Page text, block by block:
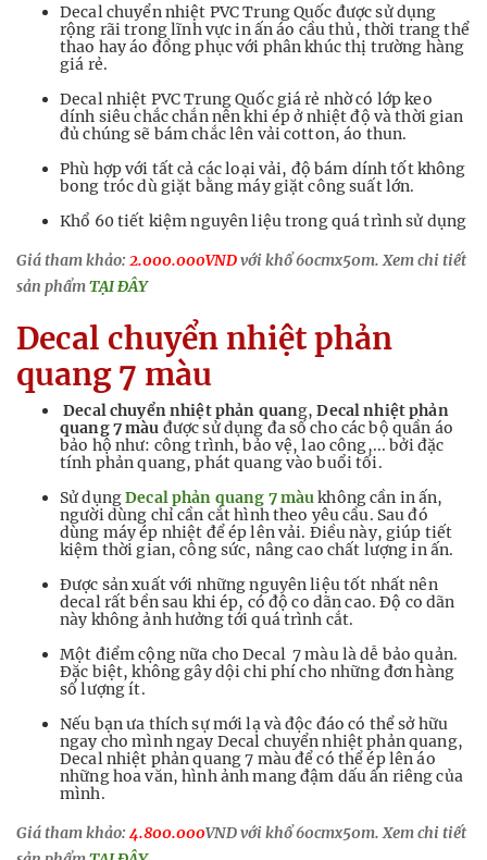
Decal chuyển nhiệt PVC Trung Quốc được sử dụng
rộng rãi trong lĩnh vực in ấn áo cầu thủ, thời trang thể
thao hay áo đồng phục với phân khúc thị trường hàng
giá rẻ.
Decal nhiệt PVC Trung Quốc giá rẻ nhờ có lớp keo
dính siêu chắc chắn nên khi ép ở nhiệt độ và thời gian
đủ chúng sẽ bám chắc lên vải cotton, áo thun.
Phù hợp với tất cả các loại vải, độ bám dính tốt không
bong tróc dù giặt bằng máy giặt công suất lớn.
Khổ 60 tiết kiệm nguyên liệu trong quá trình sử dụng
Giá tham khảo: 2.000.000VNDvới khổ 60cmx50m. Xem chi tiết
sản phẩmTẠI ĐÂY
Decal chuyển nhiệt phản
quang 7 màu
Decal chuyển nhiệt phản quang,Decal nhiệt phản
quang 7 màu được sử dụng đa số cho các bộ quần áo
bảo hộ như: công trình, bảo vệ, lao công,... bởi đặc
tính phản quang, phát quang vào buổi tối.
Sử dụngDecal phản quang 7 màukhông cần in ấn,
người dùng chỉ cần cắt hình theo yêu cầu. Sau đó
dùng máy ép nhiệt để ép lên vải. Điều này, giúp tiết
kiệm thời gian, công sức, nâng cao chất lượng in ấn.
Được sản xuất với những nguyên liệu tốt nhất nên
decal rất bền sau khi ép, có độ co dãn cao. Độ co dãn
này không ảnh hưởng tới quá trình cắt.
Một điểm cộng nữa cho Decal 7 màu là dễ bảo quản.
Đặc biệt, không gây dội chi phí cho những đơn hàng
số lượng ít.
Nếu bạn ưa thích sự mới lạ và độc đáo có thể sở hữu
ngay cho mình ngay Decal chuyển nhiệt phản quang,
Decal nhiệt phản quang 7 màu để có thể ép lên áo
những hoa văn, hình ảnh mang đậm dấu ấn riêng của
mình.
Giá tham khảo: 4.800.000VND với khổ 60cmx50m. Xem chi tiết